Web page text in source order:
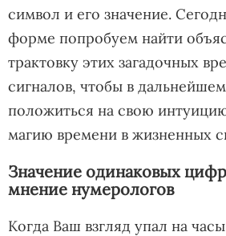
символ и его значение.
форме попробуем найти
трактовку этих загадочных
сигналов, чтобы в
положиться на свою
магию времени в жизненных
Значение одинаковых
мнение нумерологов
Когда Ваш взгляд упал на